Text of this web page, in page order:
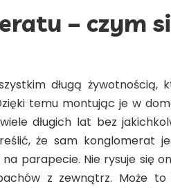
– czym
długą żywotnością,
temu montując je w
długich lat bez
że sam konglomerat
parapecie. Nie rysuje się
z zewnątrz. Może